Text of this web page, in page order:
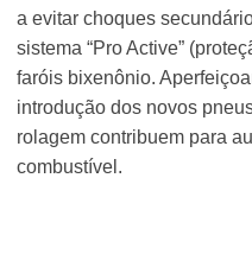
a evitar choques
sistema “Pro Active”
faróis bixenônio.
introdução dos novos
rolagem contribuem para
combustível.